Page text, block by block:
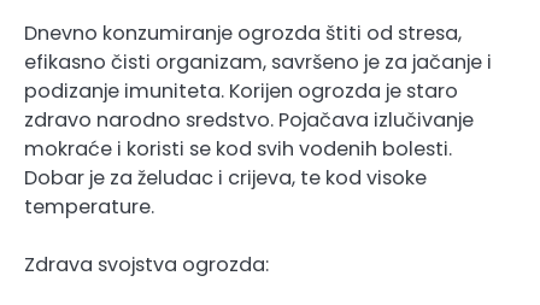
Dnevno konzumiranje ogrozda štiti od stresa,
efikasno čisti organizam, savršeno je za jačanje i
podizanje imuniteta. Korijen ogrozda je staro
zdravo narodno sredstvo. Pojačava izlučivanje
mokraće i koristi se kod svih vodenih bolesti.
Dobar je za želudac i crijeva, te kod visoke
temperature.
Zdrava svojstva ogrozda: